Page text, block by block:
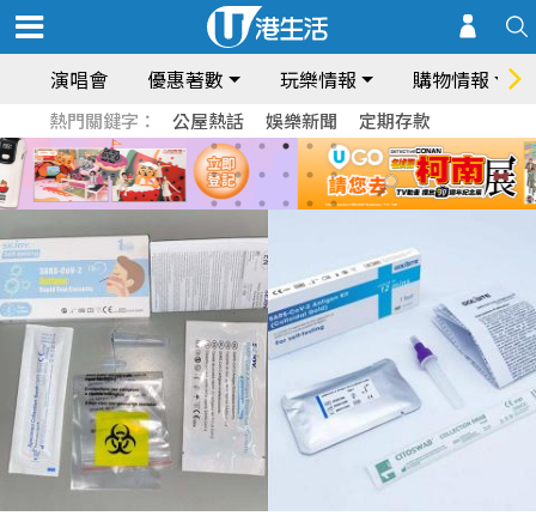
演唱會 優惠著數 玩樂情報 購物情報
熱門關鍵字： 公屋熱話 娛樂新聞 定期存款